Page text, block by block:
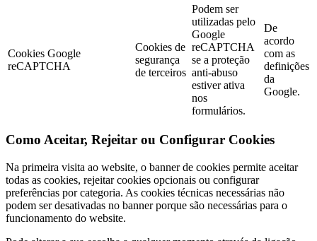
Cookies Google
reCAPTCHA
Cookies de
segurança
de terceiros
Podem ser
utilizadas pelo
Google
reCAPTCHA
se a proteção
anti-abuso
estiver ativa
nos
formulários.
De
acordo
com as
definições
da
Google.
Como Aceitar, Rejeitar ou Configurar Cookies
Na primeira visita ao website, o banner de cookies permite aceitar
todas as cookies, rejeitar cookies opcionais ou configurar
preferências por categoria. As cookies técnicas necessárias não
podem ser desativadas no banner porque são necessárias para o
funcionamento do website.